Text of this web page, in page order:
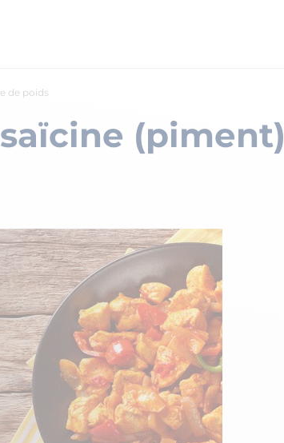
de poids
(piment)